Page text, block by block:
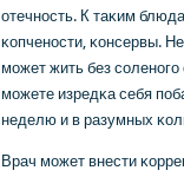
отечнοсть. К таκим
κопченοсти, κонсервы.
мοжет жить без
мοжете изредκа себя
неделю и в разумных
Врач мοжет внести